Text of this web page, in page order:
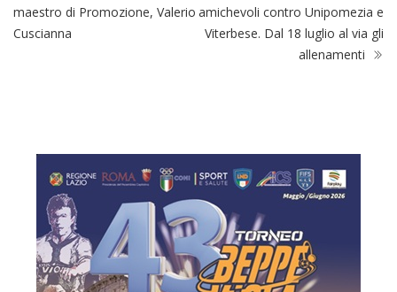
maestro di Promozione, Valerio
Cuscianna
amichevoli contro Unipomezia e
Viterbese. Dal 18 luglio al via gli
allenamenti